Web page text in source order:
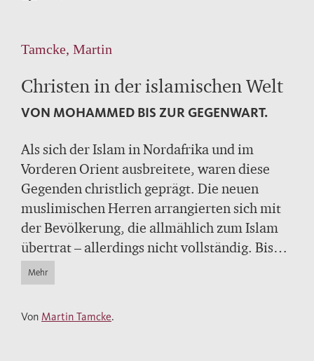
Tamcke, Martin
Christen in der islamischen Welt
VON MOHAMMED BIS ZUR GEGENWART.
Als sich der Islam in Nordafrika und im
Vorderen Orient ausbreitete, waren diese
Gegenden christlich geprägt. Die neuen
muslimischen Herren arrangierten sich mit
der Bevölkerung, die allmählich zum Islam
übertrat – allerdings nicht vollständig. Bis
heute gibt es große christliche Minderheiten
in vielen Ländern des Nahen Ostens, die ihre
der Vertreibung der meisten Juden die
Mehr
Von Martin Tamcke.